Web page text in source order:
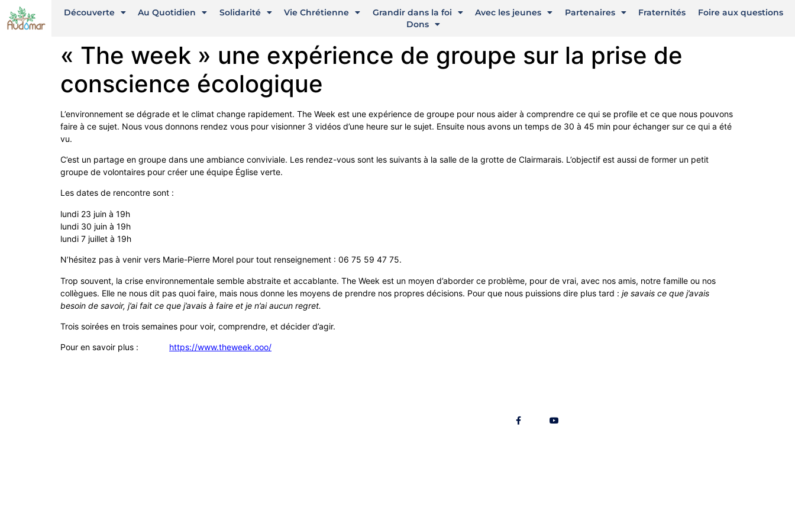
Découverte Au Quotidien Solidarité Vie Chrétienne Grandir dans la foi Avec les jeunes Partenaires Fraternités
Foire aux questions
Dons
« The week » une expérience de groupe sur la prise de
conscience écologique
L’environnement se dégrade et le climat change rapidement. The Week est une expérience de groupe pour nous aider à comprendre ce qui se profile et ce que nous pouvons
faire à ce sujet. Nous vous donnons rendez vous pour visionner 3 vidéos d’une heure sur le sujet. Ensuite nous avons un temps de 30 à 45 min pour échanger sur ce qui a été
vu.
C’est un partage en groupe dans une ambiance conviviale. Les rendez-vous sont les suivants à la salle de la grotte de Clairmarais. L’objectif est aussi de former un petit
groupe de volontaires pour créer une équipe Église verte.
Les dates de rencontre sont :
lundi 23 juin à 19h
lundi 30 juin à 19h
lundi 7 juillet à 19h
N’hésitez pas à venir vers Marie-Pierre Morel pour tout renseignement : 06 75 59 47 75.
Trop souvent, la crise environnementale semble abstraite et accablante. The Week est un moyen d’aborder ce problème, pour de vrai, avec nos amis, notre famille ou nos
collègues. Elle ne nous dit pas quoi faire, mais nous donne les moyens de prendre nos propres décisions. Pour que nous puissions dire plus tard : je savais ce que j’avais
besoin de savoir, j’ai fait ce que j’avais à faire et je n’ai aucun regret.
Trois soirées en trois semaines pour voir, comprendre, et décider d’agir.
Pour en savoir plus : https://www.theweek.ooo/